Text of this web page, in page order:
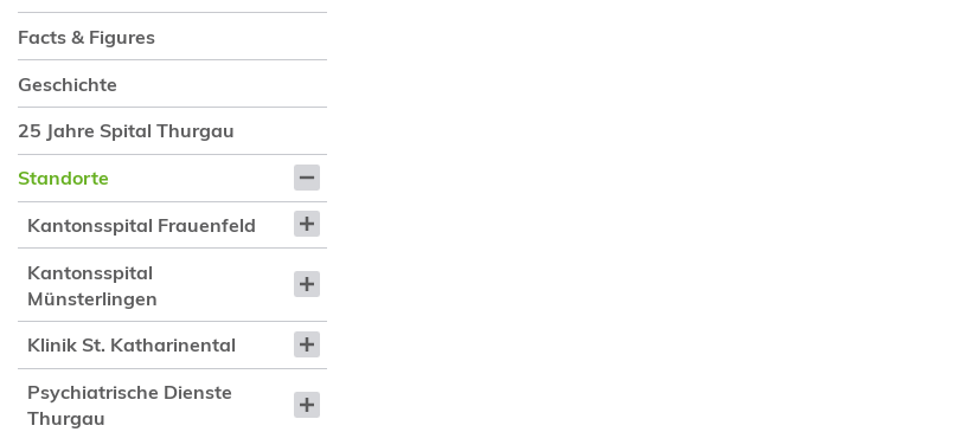
Facts & Figures
Geschichte
25 Jahre Spital Thurgau
Standorte
Kantonsspital Frauenfeld
Kantonsspital
Münsterlingen
Klinik St. Katharinental
Psychiatrische Dienste
Thurgau